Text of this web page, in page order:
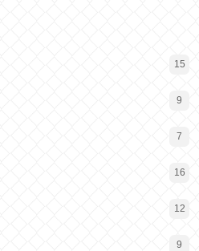
15
9
7
16
12
9